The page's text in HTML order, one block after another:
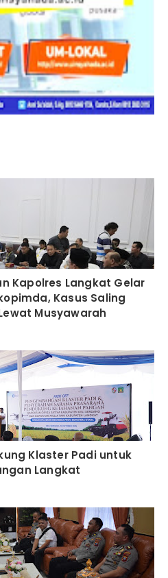
Kapolres Langkat Gelar
Kasus Saling
Musyawarah
Klaster Padi untuk
Langkat